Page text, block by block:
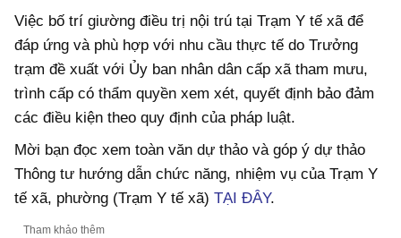
Việc bố trí giường điều trị nội trú tại Trạm Y tế xã để
đáp ứng và phù hợp với nhu cầu thực tế do Trưởng
trạm đề xuất với Ủy ban nhân dân cấp xã tham mưu,
trình cấp có thẩm quyền xem xét, quyết định bảo đảm
các điều kiện theo quy định của pháp luật.
Mời bạn đọc xem toàn văn dự thảo và góp ý dự thảo
Thông tư hướng dẫn chức năng, nhiệm vụ của Trạm Y
tế xã, phường (Trạm Y tế xã) TẠI ĐÂY.
Tham khảo thêm